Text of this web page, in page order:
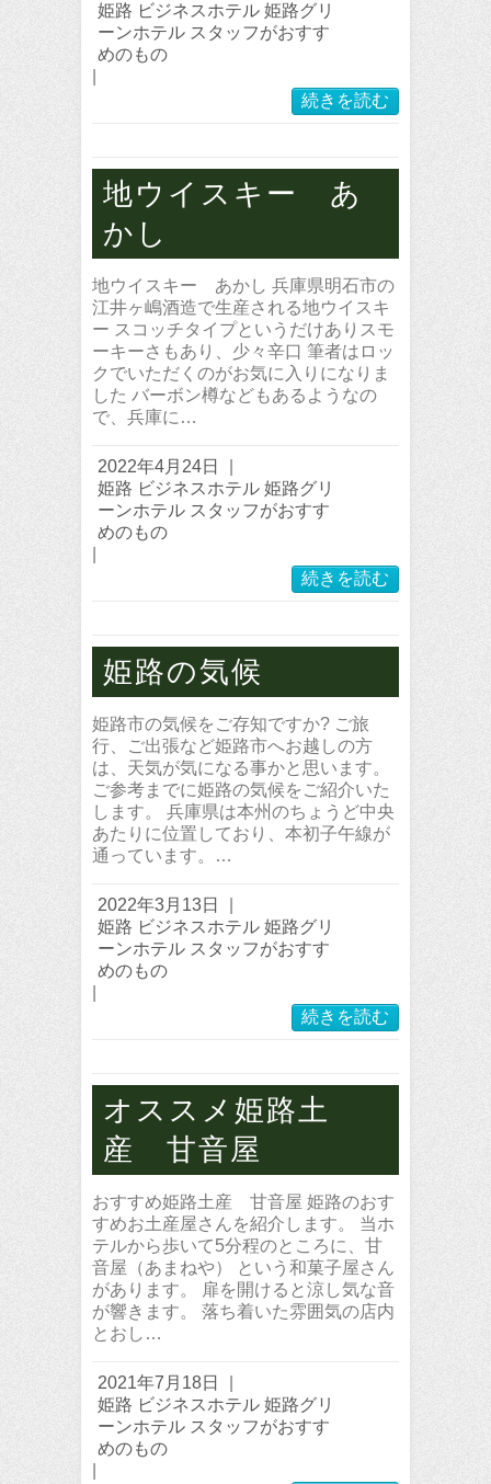
姫路 ビジネスホテル 姫路グリ
ーンホテル スタッフがおすす
めのもの
続きを読む
地ウイスキー あ
かし
地ウイスキー あかし 兵庫県明石市の
江井ヶ嶋酒造で生産される地ウイスキ
ー スコッチタイプというだけありスモ
ーキーさもあり、少々辛口 筆者はロッ
クでいただくのがお気に入りになりま
した バーボン樽などもあるようなの
で、兵庫に…
2022年4月24日
姫路 ビジネスホテル 姫路グリ
ーンホテル スタッフがおすす
めのもの
続きを読む
姫路の気候
姫路市の気候をご存知ですか? ご旅
行、ご出張など姫路市へお越しの方
は、天気が気になる事かと思います。
ご参考までに姫路の気候をご紹介いた
します。 兵庫県は本州のちょうど中央
あたりに位置しており、本初子午線が
通っています。…
2022年3月13日
姫路 ビジネスホテル 姫路グリ
ーンホテル スタッフがおすす
めのもの
続きを読む
オススメ姫路土
産 甘音屋
おすすめ姫路土産 甘音屋 姫路のおす
すめお土産屋さんを紹介します。 当ホ
テルから歩いて5分程のところに、甘
音屋（あまねや） という和菓子屋さん
があります。 扉を開けると涼し気な音
が響きます。 落ち着いた雰囲気の店内
とおし…
2021年7月18日
姫路 ビジネスホテル 姫路グリ
ーンホテル スタッフがおすす
めのもの